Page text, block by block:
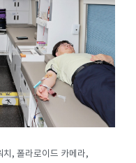
치, 폴라로이드 카메라,